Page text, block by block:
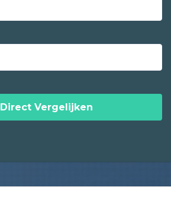
Direct Vergelijken